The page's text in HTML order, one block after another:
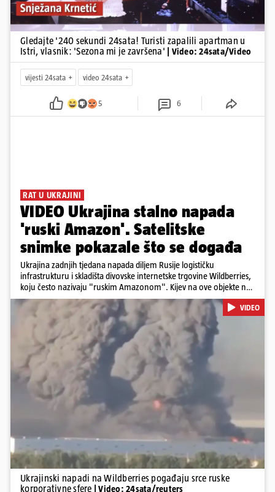
Gledajte '240 sekundi 24sata! Turisti zapalili apartman u
Istri, vlasnik: 'Sezona mi je završena'
| Video: 24sata/Video
vijesti 24sata video 24sata
5 6
RAT U UKRAJINI
VIDEO Ukrajina stalno napada
'ruski Amazon'. Satelitske
snimke pokazale što se događa
Ukrajina zadnjih tjedana napada diljem Rusije logističku
infrastrukturu i skladišta divovske internetske trgovine Wildberries,
koju često nazivaju "ruskim Amazonom". Kijev na ove objekte ne
gleda samo kao na obična trgovačka skladišta, već tvrdi da ih ruske
snage koriste i za vojne potrebe, odnosno za skladištenje i
distribuciju dijelova za dronove i druge opreme koja se koristi u
ratu. S druge strane, napadi služe i kao izravan odgovor na ruska
bombardiranja ukrajinske poštanske i logističke infrastrukture te
kao način da se ekonomske posljedice rata prenesu dublje na ruski
teritorij i približe običnim građanima.
Pokretanje videa...
VIDEO
Ukrajinski napadi na Wildberries pogađaju srce ruske
korporativne sfere
| Video: 24sata/reuters